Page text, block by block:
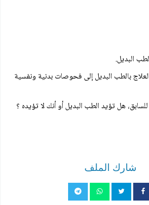
البديل.
بالطب البديل إلى فحوصات بدنية ونفسية
هل تؤيد الطب البديل أو أنك لا تؤيده ؟
شارك الملف